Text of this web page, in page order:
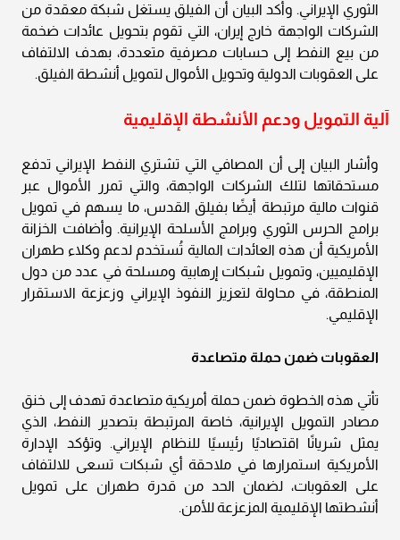
الثوري الإيراني. وأكد البيان أن الفيلق يستغل شبكة معقدة من
الشركات الواجهة خارج إيران، التي تقوم بتحويل عائدات ضخمة
من بيع النفط إلى حسابات مصرفية متعددة، بهدف الالتفاف
على العقوبات الدولية وتحويل الأموال لتمويل أنشطة الفيلق.
آلية التمويل ودعم الأنشطة الإقليمية
وأشار البيان إلى أن المصافي التي تشتري النفط الإيراني تدفع
مستحقاتها لتلك الشركات الواجهة، والتي تمرر الأموال عبر
قنوات مالية مرتبطة أيضًا بفيلق القدس، ما يسهم في تمويل
برامج الحرس الثوري وبرامج الأسلحة الإيرانية. وأضافت الخزانة
الأمريكية أن هذه العائدات المالية تُستخدم لدعم وكلاء طهران
الإقليميين، وتمويل شبكات إرهابية ومسلحة في عدد من دول
المنطقة، في محاولة لتعزيز النفوذ الإيراني وزعزعة الاستقرار
الإقليمي.
العقوبات ضمن حملة متصاعدة
تأتي هذه الخطوة ضمن حملة أمريكية متصاعدة تهدف إلى خنق
مصادر التمويل الإيرانية، خاصة المرتبطة بتصدير النفط، الذي
يمثل شريانًا اقتصاديًا رئيسيًا للنظام الإيراني. وتؤكد الإدارة
الأمريكية استمرارها في ملاحقة أي شبكات تسعى للالتفاف
على العقوبات، لضمان الحد من قدرة طهران على تمويل
أنشطتها الإقليمية المزعزعة للأمن.